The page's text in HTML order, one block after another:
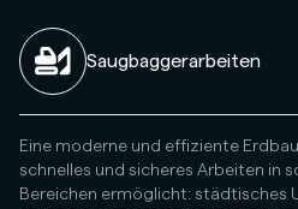
Saugbaggerarbeiten
Eine moderne und effiziente
schnelles und sicheres Arbeiten in
Bereichen ermöglicht: städtisches